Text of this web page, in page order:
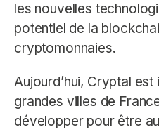
les nouvelles
potentiel de la
cryptomonnaies.
Aujourd’hui, Cryptal
grandes villes de
développer pour être